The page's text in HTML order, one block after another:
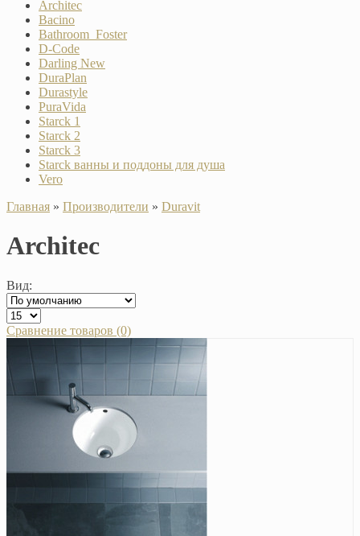
Architec
Bacino
Bathroom_Foster
D-Code
Darling New
DuraPlan
Durastyle
PuraVida
Starck 1
Starck 2
Starck 3
Starck ванны и поддоны для душа
Vero
Главная » Производители » Duravit
Architec
Вид:
Сравнение товаров (0)